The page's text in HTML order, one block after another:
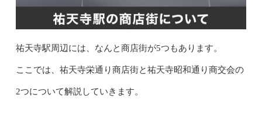
祐天寺駅周辺には、なんと商店街が5つもあります。
ここでは、祐天寺栄通り商店街と祐天寺昭和通り商交会の
2つについて解説していきます。